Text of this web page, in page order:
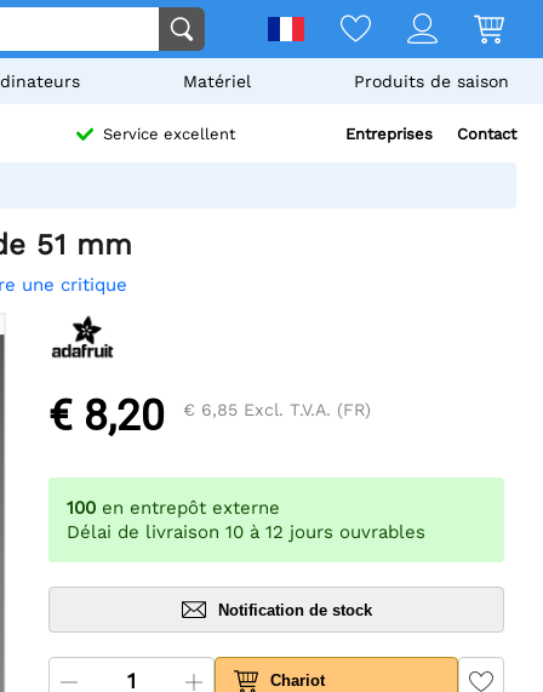
Matériel Produits de saison
Service excellent Entreprises Contact
51 mm
une critique
€ 8,20 € 6,85 Excl. T.V.A. (FR)
100 en entrepôt externe
Délai de livraison 10 à 12 jours ouvrables
Notification de stock
Chariot